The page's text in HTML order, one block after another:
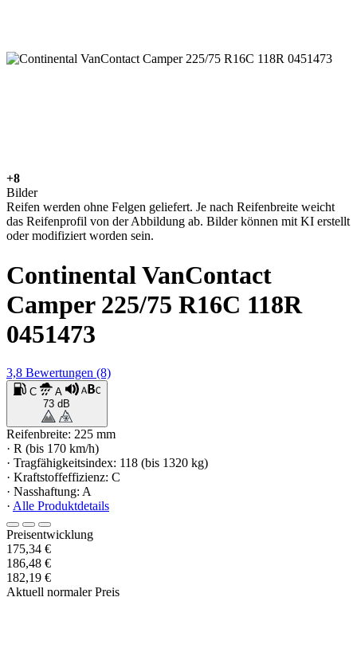
+8
Bilder
Reifen werden ohne Felgen geliefert. Je nach Reifenbreite weicht
das Reifenprofil von der Abbildung ab. Bilder können mit KI erstellt
oder modifiziert worden sein.
Continental VanContact
Camper 225/75 R16C 118R
0451473
3,8 Bewertungen (8)
C
A
73 dB
Reifenbreite: 225 mm
· R (bis 170 km/h)
· Tragfähigkeitsindex: 118 (bis 1320 kg)
· Kraftstoffeffizienz: C
· Nasshaftung: A
· Alle Produktdetails
Preisentwicklung
175,34 €
186,48 €
182,19 €
Aktuell normaler Preis